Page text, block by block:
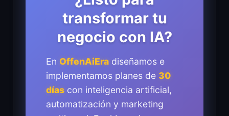
transformar tu
negocio con IA?
En OffenAiEra diseñamos e
implementamos planes de 30
días con inteligencia artificial,
automatización y marketing